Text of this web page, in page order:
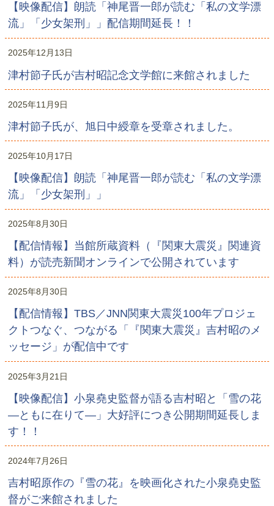
【映像配信】朗読「神尾晋一郎が読む「私の文学漂
流」「少女架刑」」配信期間延長！！
2025年12月13日
津村節子氏が吉村昭記念文学館に来館されました
2025年11月9日
津村節子氏が、旭日中綬章を受章されました。
2025年10月17日
【映像配信】朗読「神尾晋一郎が読む「私の文学漂
流」「少女架刑」」
2025年8月30日
【配信情報】当館所蔵資料（『関東大震災』関連資
料）が読売新聞オンラインで公開されています
2025年8月30日
【配信情報】TBS／JNN関東大震災100年プロジェ
クトつなぐ、つながる「『関東大震災』吉村昭のメ
ッセージ」が配信中です
2025年3月21日
【映像配信】小泉堯史監督が語る吉村昭と「雪の花
―ともに在りて―」大好評につき公開期間延長しま
す！！
2024年7月26日
吉村昭原作の『雪の花』を映画化された小泉堯史監
督がご来館されました